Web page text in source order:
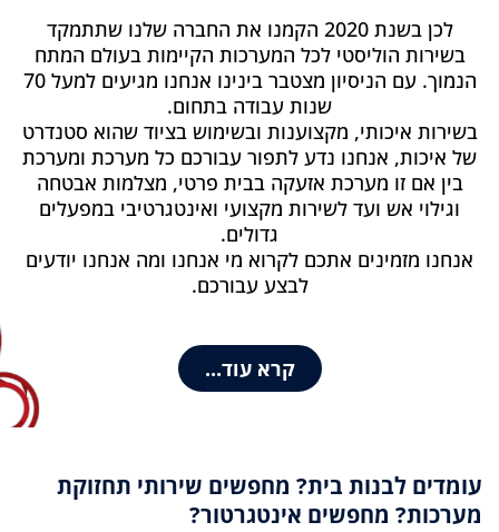
לכן בשנת 2020 הקמנו את החברה שלנו שתתמקד
בשירות הוליסטי לכל המערכות הקיימות בעולם המתח
הנמוך. עם הניסיון מצטבר בינינו אנחנו מגיעים למעל 70
שנות עבודה בתחום.
בשירות איכותי, מקצוענות ובשימוש בציוד שהוא סטנדרט
של איכות, אנחנו נדע לתפור עבורכם כל מערכת ומערכת
בין אם זו מערכת אזעקה בבית פרטי, מצלמות אבטחה
וגילוי אש ועד לשירות מקצועי ואינטגרטיבי במפעלים
גדולים.
אנחנו מזמינים אתכם לקרוא מי אנחנו ומה אנחנו יודעים
לבצע עבורכם.
קרא עוד...
עומדים לבנות בית? מחפשים שירותי תחזוקת
מערכות? מחפשים אינטגרטור?